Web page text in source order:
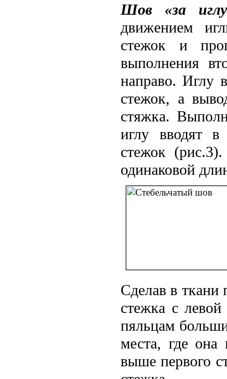
Шов «за
движением
стежок и
выполнения
направо. Иглу
стежок, а
стяжка.
иглу вводят в
стежок
одинаковой
Сделав в ткани
стежка с
пяльцам
места, где
выше первого